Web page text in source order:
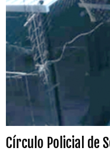
Círculo Policial de